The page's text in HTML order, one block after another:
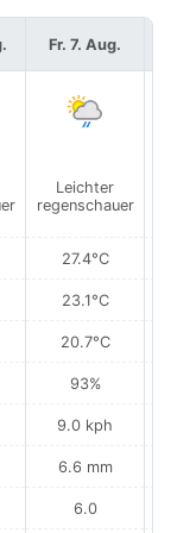
Fr. 7. Aug.
Leichter
regenschauer
27.4°C
23.1°C
20.7°C
93%
9.0 kph
6.6 mm
6.0